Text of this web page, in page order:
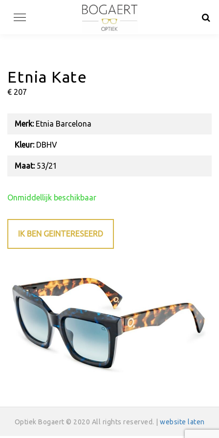
Etnia Kate
€ 207
Merk:Etnia Barcelona
Kleur:DBHV
Maat:53/21
Onmiddellijk beschikbaar
IK BEN GEINTERESEERD
Optiek Bogaert © 2020 All rights reserved. | website laten